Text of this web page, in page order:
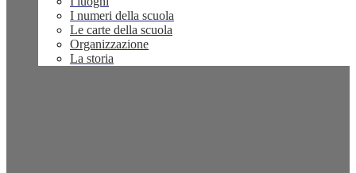
I numeri della scuola
Le carte della scuola
Organizzazione
La storia